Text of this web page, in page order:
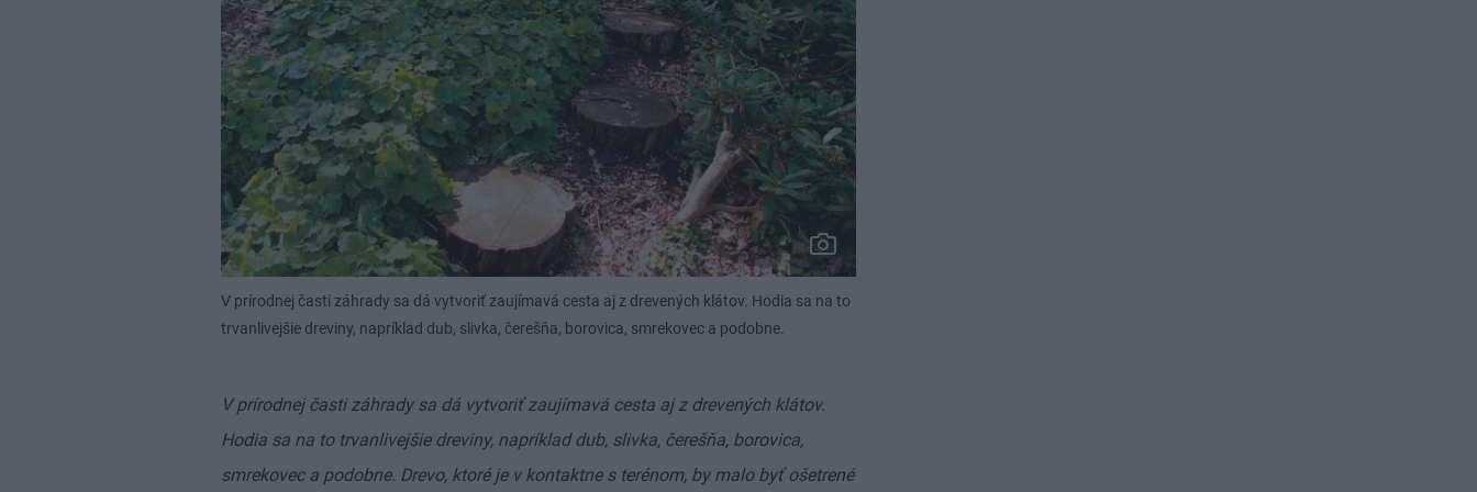
V prírodnej časti záhrady sa dá vytvoriť zaujímavá cesta aj z drevených klátov. Hodia sa na to
trvanlivejšie dreviny, napríklad dub, slivka, čerešňa, borovica, smrekovec a podobne.
V prírodnej časti záhrady sa dá vytvoriť zaujímavá cesta aj z drevených klátov.
Hodia sa na to trvanlivejšie dreviny, napríklad dub, slivka, čerešňa, borovica,
smrekovec a podobne. Drevo, ktoré je v kontaktne s terénom, by malo byť ošetrené